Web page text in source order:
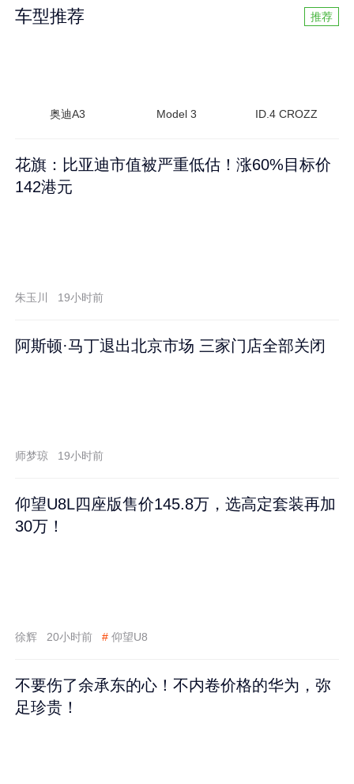
车型推荐 推荐
奥迪A3 Model 3 ID.4 CROZZ
花旗：比亚迪市值被严重低估！涨60%目标价
142港元
朱玉川 19小时前
阿斯顿·马丁退出北京市场 三家门店全部关闭
师梦琼 19小时前
仰望U8L四座版售价145.8万，选高定套装再加
30万！
徐辉 20小时前 # 仰望U8
不要伤了余承东的心！不内卷价格的华为，弥
足珍贵！